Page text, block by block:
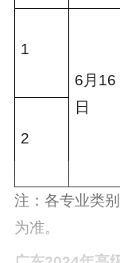
1
6月16
日
2
注：各专业类
为准。